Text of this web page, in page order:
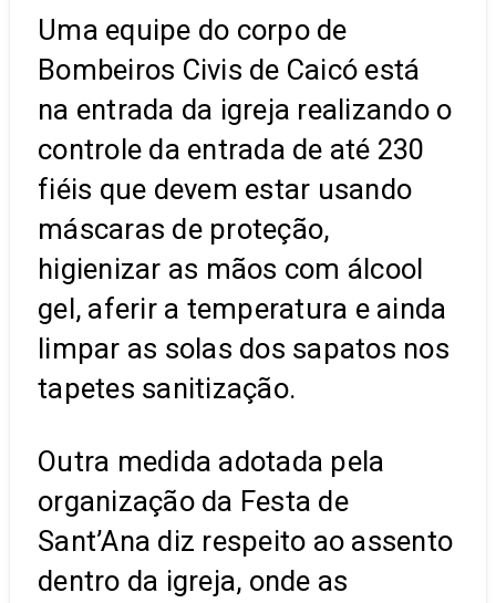
Uma equipe do corpo de
Bombeiros Civis de Caicó está
na entrada da igreja realizando o
controle da entrada de até 230
fiéis que devem estar usando
máscaras de proteção,
higienizar as mãos com álcool
gel, aferir a temperatura e ainda
limpar as solas dos sapatos nos
tapetes sanitização.
Outra medida adotada pela
organização da Festa de
Sant’Ana diz respeito ao assento
dentro da igreja, onde as